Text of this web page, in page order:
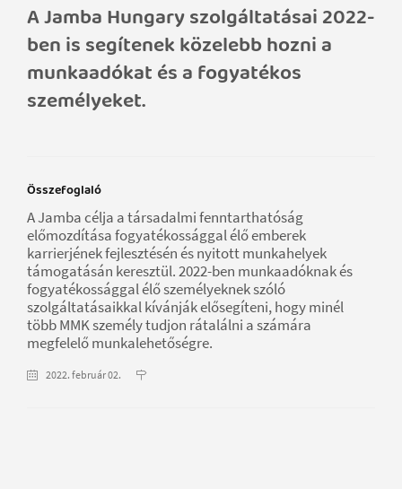
A Jamba Hungary szolgáltatásai 2022-
ben is segítenek közelebb hozni a
munkaadókat és a fogyatékos
személyeket.
Összefoglaló
A Jamba célja a társadalmi fenntarthatóság
előmozdítása fogyatékossággal élő emberek
karrierjének fejlesztésén és nyitott munkahelyek
támogatásán keresztül. 2022-ben munkaadóknak és
fogyatékossággal élő személyeknek szóló
szolgáltatásaikkal kívánják elősegíteni, hogy minél
több MMK személy tudjon rátalálni a számára
megfelelő munkalehetőségre.
2022. február 02.